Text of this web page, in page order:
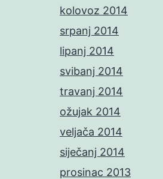
kolovoz 2014
srpanj 2014
lipanj 2014
svibanj 2014
travanj 2014
ožujak 2014
veljača 2014
siječanj 2014
prosinac 2013